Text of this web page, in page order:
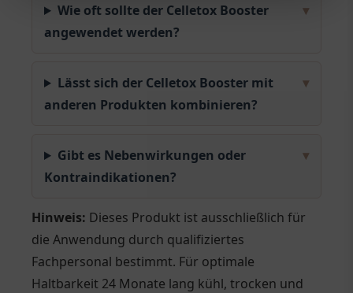
▾
Wie oft sollte der Celletox Booster
angewendet werden?
▾
Lässt sich der Celletox Booster mit
anderen Produkten kombinieren?
▾
Gibt es Nebenwirkungen oder
Kontraindikationen?
Hinweis: Dieses Produkt ist ausschließlich für
die Anwendung durch qualifiziertes
Fachpersonal bestimmt. Für optimale
Haltbarkeit 24 Monate lang kühl, trocken und